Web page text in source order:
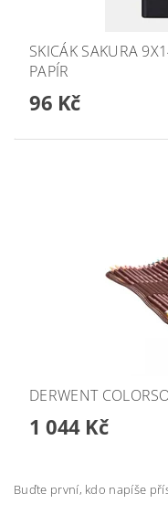
SKICÁK SAKURA
PAPÍR
96 Kč
DERWENT
1 044 Kč
Buďte první, kdo napíše